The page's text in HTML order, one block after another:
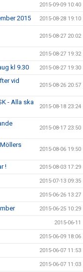
2015-09-09 10:40
2015 2015-08-28 19:10
2015-08-27 20:02
2015-08-27 19:32
kl 9.30 2015-08-27 19:30
vid
2015-08-26 20:57
- Alla ska
2015-08-18 23:24
2015-08-17 23:50
2015-08-06 19:50
! 2015-08-03 17:29
2015-07-13 09:35
2015-06-26 13:27
2015-06-25 10:29
2015-06-11
2015-06-09 18:06
2015-06-07 11:53
2015-06-07 11:03